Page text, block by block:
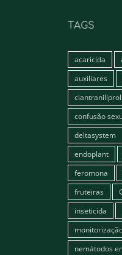
TAGS
acaricida
auxiliares
ciantraniliprol
confusão
deltasystem
endoplant
feromona
fruteiras
inseticida
nemátodos